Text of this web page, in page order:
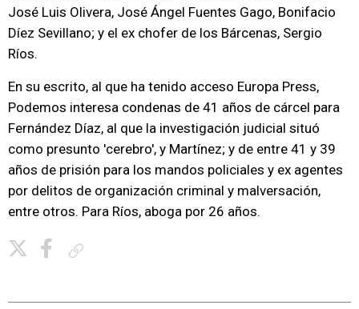
José Luis Olivera, José Ángel Fuentes Gago, Bonifacio
Díez Sevillano; y el ex chofer de los Bárcenas, Sergio
Ríos.
En su escrito, al que ha tenido acceso Europa Press,
Podemos interesa condenas de 41 años de cárcel para
Fernández Díaz, al que la investigación judicial situó
como presunto 'cerebro', y Martínez; y de entre 41 y 39
años de prisión para los mandos policiales y ex agentes
por delitos de organización criminal y malversación,
entre otros. Para Ríos, aboga por 26 años.